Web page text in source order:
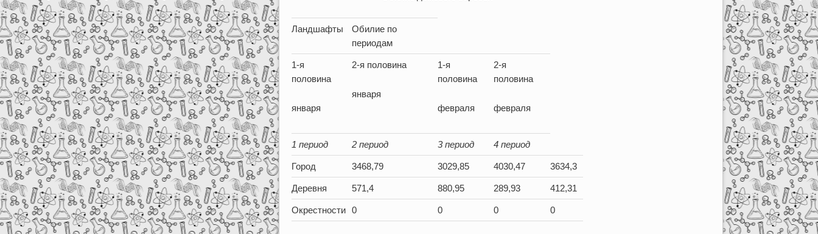
Ландшафты
Обилие по
периодам
1-я
половина
января
2-я половина
января
1-я
половина
февраля
2-я
половина
февраля
1 период 2 период 3 период 4 период
Город 3468,79 3029,85 4030,47 3634,3
Деревня 571,4 880,95 289,93 412,31
Окрестности 0 0 0 0